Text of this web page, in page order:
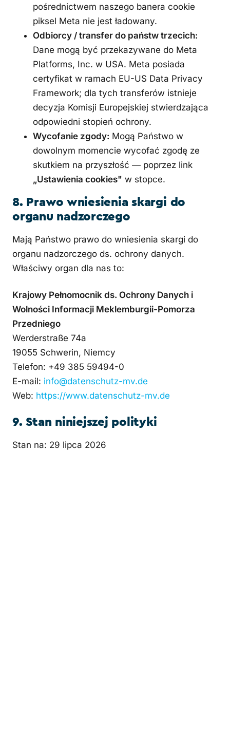
pośrednictwem naszego banera cookie
piksel Meta nie jest ładowany.
Odbiorcy / transfer do państw trzecich:
Dane mogą być przekazywane do Meta
Platforms, Inc. w USA. Meta posiada
certyfikat w ramach EU-US Data Privacy
Framework; dla tych transferów istnieje
decyzja Komisji Europejskiej stwierdzająca
odpowiedni stopień ochrony.
Wycofanie zgody: Mogą Państwo w
dowolnym momencie wycofać zgodę ze
skutkiem na przyszłość — poprzez link
„Ustawienia cookies" w stopce.
8. Prawo wniesienia skargi do
organu nadzorczego
Mają Państwo prawo do wniesienia skargi do
organu nadzorczego ds. ochrony danych.
Właściwy organ dla nas to:
Krajowy Pełnomocnik ds. Ochrony Danych i
Wolności Informacji Meklemburgii-Pomorza
Przedniego
Werderstraße 74a
19055 Schwerin, Niemcy
Telefon: +49 385 59494-0
E-mail: info@datenschutz-mv.de
Web: https://www.datenschutz-mv.de
9. Stan niniejszej polityki
Stan na: 29 lipca 2026